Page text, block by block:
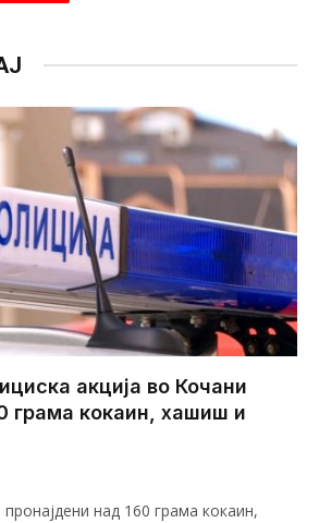
акција во Кочани
грама кокаин, хашиш и
над 160 грама кокаин,